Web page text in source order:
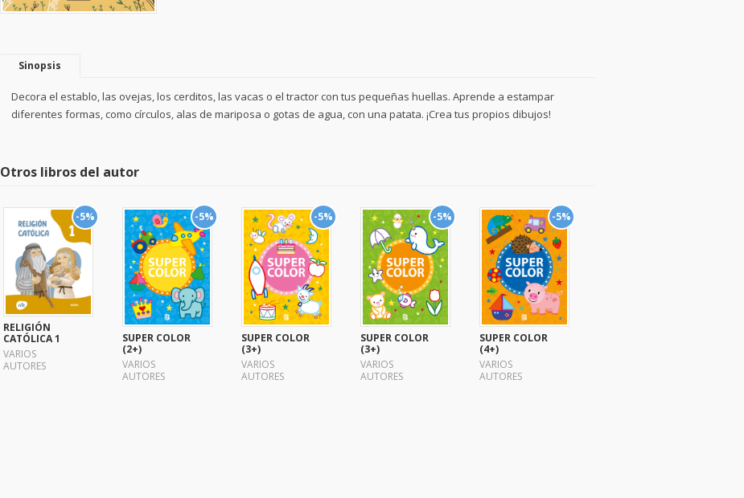
Sinopsis
Decora el establo, las ovejas, los cerditos, las vacas o el tractor con tus pequeñas huellas. Aprende a estampar
diferentes formas, como círculos, alas de mariposa o gotas de agua, con una patata. ¡Crea tus propios dibujos!
Otros libros del autor
-5%
RELIGIÓN
CATÓLICA 1
VARIOS
AUTORES
-5%
SUPER COLOR
(2+)
VARIOS
AUTORES
-5%
SUPER COLOR
(3+)
VARIOS
AUTORES
-5%
SUPER COLOR
(3+)
VARIOS
AUTORES
-5%
SUPER COLOR
(4+)
VARIOS
AUTORES